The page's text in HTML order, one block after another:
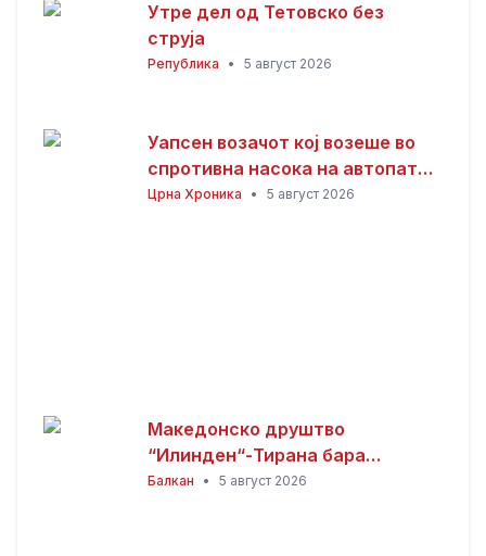
Утре дел од Тетовско без
струја
Република • 5 август 2026
Уапсен возачот кој возеше во
спротивна насока на автопатот
Скопје – Велес
Црна Хроника • 5 август 2026
Македонско друштво
“Илинден“-Тирана бара
официјалната веб-страница на
Балкан • 5 август 2026